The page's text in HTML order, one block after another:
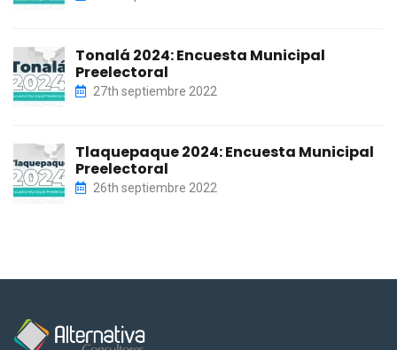
Tonalá 2024: Encuesta Municipal
Preelectoral
27th septiembre 2022
Tlaquepaque 2024: Encuesta Municipal
Preelectoral
26th septiembre 2022